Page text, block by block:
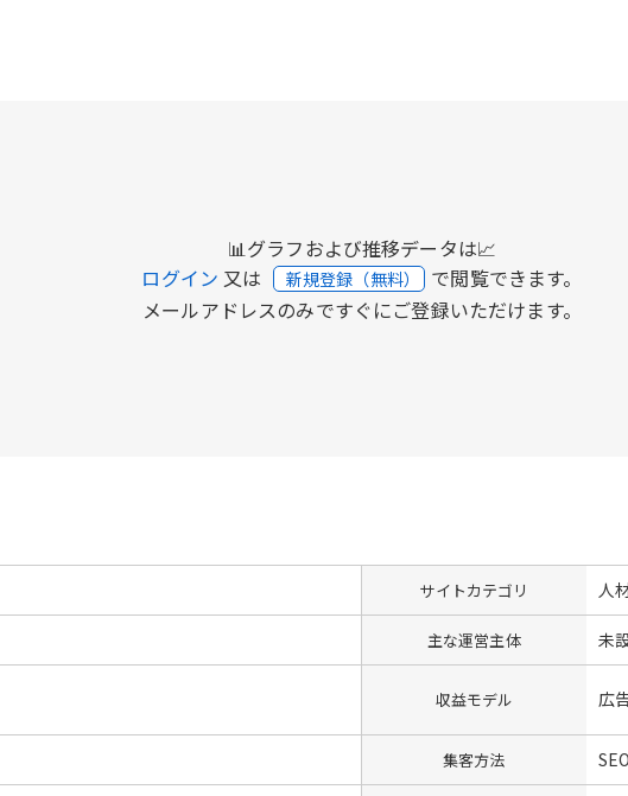
📊グラフおよび推移データは📈
ログイン 又は 新規登録（無料） で閲覧できます。
メールアドレスのみですぐにご登録いただけます。
サイトカテゴリ 人
主な運営主体 未
収益モデル 広
集客方法